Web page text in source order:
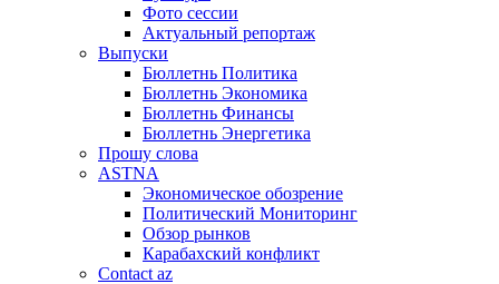
Фото сессии
Актуальный репортаж
Выпуски
Бюллетнь Политика
Бюллетнь Экономика
Бюллетнь Финансы
Бюллетнь Энергетика
Прошу слова
ASTNA
Экономическое обозрение
Политический Мониторинг
Обзор рынков
Карабахский конфликт
Contact az